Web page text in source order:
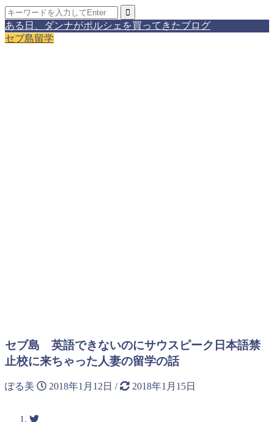
ある日、ダンナがポルシェを買ってきたブログ
セブ島留学
セブ島 英語できないのにサウスピーク日本語禁
止校に来ちゃった人妻の留学の話
ぽる美 2018年1月12日 / 2018年1月15日